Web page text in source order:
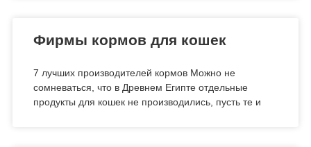
Фирмы кормов для кошек
7 лучших производителей кормов Можно не
сомневаться, что в Древнем Египте отдельные
продукты для кошек не производились, пусть те и